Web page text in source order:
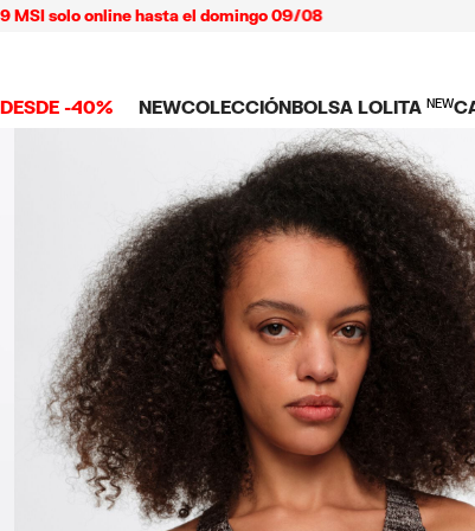
online hasta el domingo 09/08
DESDE -40%
NEW
NEW ARRIVALS
SHOP THE LOOK
COLECCIÓN
Ver todo
Bolsas bandolera
Bolsas de hombro
Bolsas shopper
Bolsas mini
ROPA
Ver todo
Playeras y tops
Vestidos y
Pantalones
Camisas
Punto y
BOLSA LOLITA NEW